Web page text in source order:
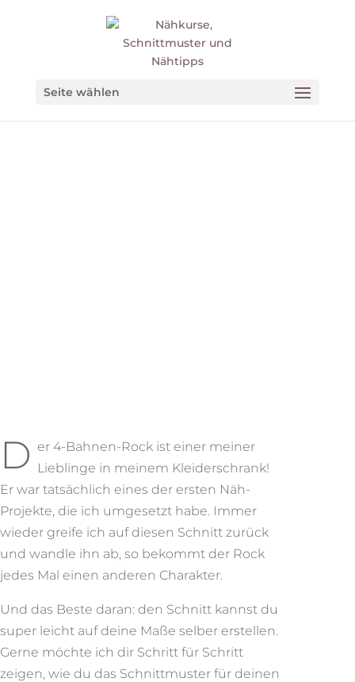
Seite wählen
D er 4-Bahnen-Rock ist einer meiner
Lieblinge in meinem Kleiderschrank!
Er war tatsächlich eines der ersten Näh-
Projekte, die ich umgesetzt habe. Immer
wieder greife ich auf diesen Schnitt zurück
und wandle ihn ab, so bekommt der Rock
jedes Mal einen anderen Charakter.
Und das Beste daran: den Schnitt kannst du
super leicht auf deine Maße selber erstellen.
Gerne möchte ich dir Schritt für Schritt
zeigen, wie du das Schnittmuster für deinen